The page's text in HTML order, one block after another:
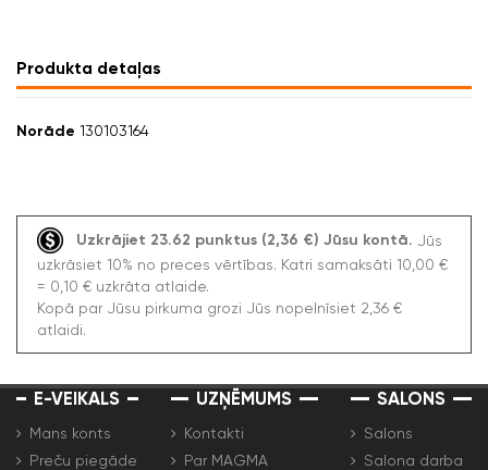
Produkta detaļas
Norāde 130103164
Uzkrājiet 23.62 punktus (2,36 €) Jūsu kontā. Jūs
uzkrāsiet 10% no preces vērtības. Katri samaksāti 10,00 €
= 0,10 € uzkrāta atlaide.
Kopā par Jūsu pirkuma grozi Jūs nopelnīsiet 2,36 €
atlaidi.
E-VEIKALS
Mans konts
Preču piegāde
UZŅĒMUMS
Kontakti
Par MAGMA
SALONS
Salons
Salona darba